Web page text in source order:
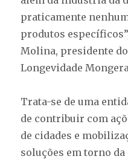
praticamente
produtos
Molina, presidente
Longevidade
Trata-se de uma
de contribuir com
de cidades e
soluções em torno da